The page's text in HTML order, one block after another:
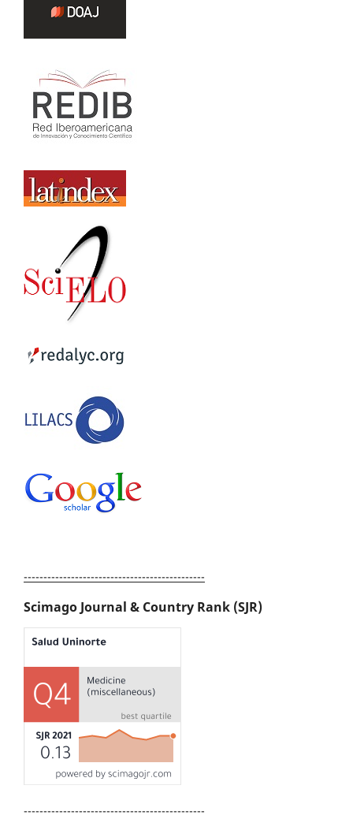
----------------------------------------------
Scimago Journal & Country Rank (SJR)
----------------------------------------------